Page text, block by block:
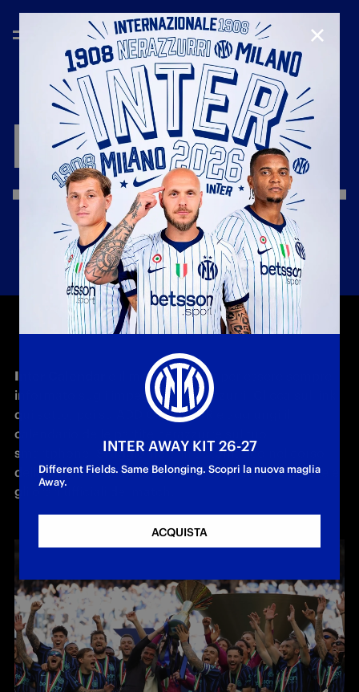
INTERCALENDAR
Inter Calendar
è il modo migliore per essere sempre
informato sugli impegni dei nerazzurri. Clicca sul link
qui sotto, poi su ADD CALENDAR e aggiungi il
calendario delle partite nerazzurre sul tuo
smartphone. Si aggiornerà in automatico nel corso
della stagione quando verranno comunicate le date e
gli orari ufficiali del match.
INTER AWAY KIT 26-27
Different Fields. Same Belonging. Scopri la nuova maglia
Away.
ACQUISTA